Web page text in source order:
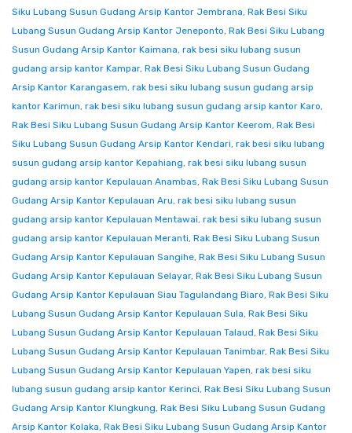
Siku Lubang Susun Gudang Arsip Kantor Jembrana, Rak Besi Siku
Lubang Susun Gudang Arsip Kantor Jeneponto, Rak Besi Siku Lubang
Susun Gudang Arsip Kantor Kaimana, rak besi siku lubang susun
gudang arsip kantor Kampar, Rak Besi Siku Lubang Susun Gudang
Arsip Kantor Karangasem, rak besi siku lubang susun gudang arsip
kantor Karimun, rak besi siku lubang susun gudang arsip kantor Karo,
Rak Besi Siku Lubang Susun Gudang Arsip Kantor Keerom, Rak Besi
Siku Lubang Susun Gudang Arsip Kantor Kendari, rak besi siku lubang
susun gudang arsip kantor Kepahiang, rak besi siku lubang susun
gudang arsip kantor Kepulauan Anambas, Rak Besi Siku Lubang Susun
Gudang Arsip Kantor Kepulauan Aru, rak besi siku lubang susun
gudang arsip kantor Kepulauan Mentawai, rak besi siku lubang susun
gudang arsip kantor Kepulauan Meranti, Rak Besi Siku Lubang Susun
Gudang Arsip Kantor Kepulauan Sangihe, Rak Besi Siku Lubang Susun
Gudang Arsip Kantor Kepulauan Selayar, Rak Besi Siku Lubang Susun
Gudang Arsip Kantor Kepulauan Siau Tagulandang Biaro, Rak Besi Siku
Lubang Susun Gudang Arsip Kantor Kepulauan Sula, Rak Besi Siku
Lubang Susun Gudang Arsip Kantor Kepulauan Talaud, Rak Besi Siku
Lubang Susun Gudang Arsip Kantor Kepulauan Tanimbar, Rak Besi Siku
Lubang Susun Gudang Arsip Kantor Kepulauan Yapen, rak besi siku
lubang susun gudang arsip kantor Kerinci, Rak Besi Siku Lubang Susun
Gudang Arsip Kantor Klungkung, Rak Besi Siku Lubang Susun Gudang
Arsip Kantor Kolaka, Rak Besi Siku Lubang Susun Gudang Arsip Kantor